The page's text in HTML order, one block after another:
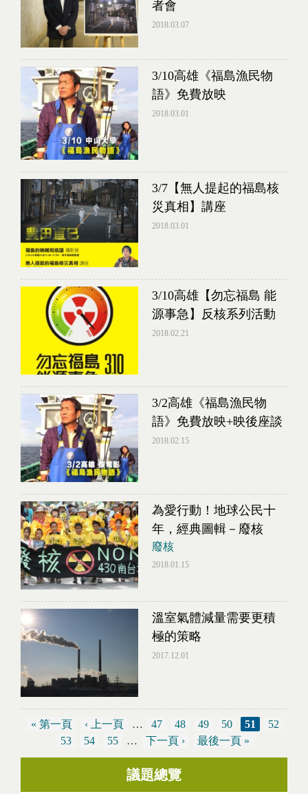
者會
2018.03.07
3/10高雄《福島漁民物
語》免費放映
2018.03.01
3/7【無人提起的福島核
災真相】講座
2018.03.01
3/10高雄【勿忘福島 能
源事急】反核系列活動
2018.02.21
3/2高雄《福島漁民物
語》免費放映+映後座談
2018.02.15
為愛行動！地球公民十
年，經典圖輯－廢核
廢核
2018.01.15
溫室氣體減量需要更積
極的策略
2017.12.01
« 第一頁 ‹ 上一頁 … 47 48 49 50 51
52
53
54 55 … 下一頁 › 最後一頁 »
議題總覽